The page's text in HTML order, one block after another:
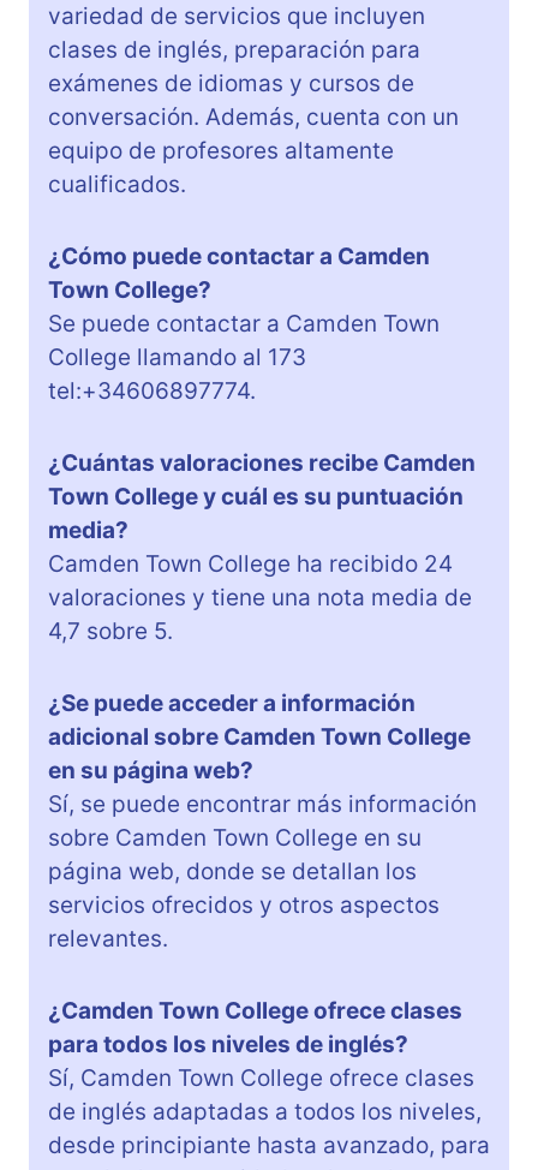
variedad de servicios que incluyen
clases de inglés, preparación para
exámenes de idiomas y cursos de
conversación. Además, cuenta con un
equipo de profesores altamente
cualificados.
¿Cómo puede contactar a Camden
Town College?
Se puede contactar a Camden Town
College llamando al 173
tel:+34606897774.
¿Cuántas valoraciones recibe Camden
Town College y cuál es su puntuación
media?
Camden Town College ha recibido 24
valoraciones y tiene una nota media de
4,7 sobre 5.
¿Se puede acceder a información
adicional sobre Camden Town College
en su página web?
Sí, se puede encontrar más información
sobre Camden Town College en su
página web, donde se detallan los
servicios ofrecidos y otros aspectos
relevantes.
¿Camden Town College ofrece clases
para todos los niveles de inglés?
Sí, Camden Town College ofrece clases
de inglés adaptadas a todos los niveles,
desde principiante hasta avanzado, para